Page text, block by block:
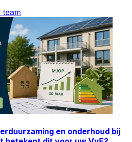
team
en onderhoud bij